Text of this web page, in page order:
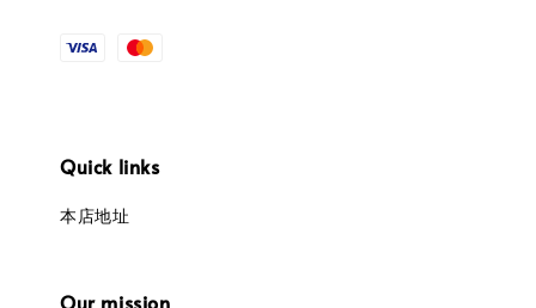
Quick links
本店地址
Our mission